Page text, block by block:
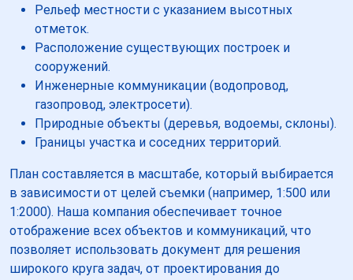
Рельеф местности с указанием высотных
отметок.
Расположение существующих построек и
сооружений.
Инженерные коммуникации (водопровод,
газопровод, электросети).
Природные объекты (деревья, водоемы, склоны).
Границы участка и соседних территорий.
План составляется в масштабе, который выбирается
в зависимости от целей съемки (например, 1:500 или
1:2000). Наша компания обеспечивает точное
отображение всех объектов и коммуникаций, что
позволяет использовать документ для решения
широкого круга задач, от проектирования до